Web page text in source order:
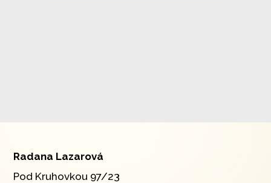
Radana Lazarová
Pod Kruhovkou 97/23